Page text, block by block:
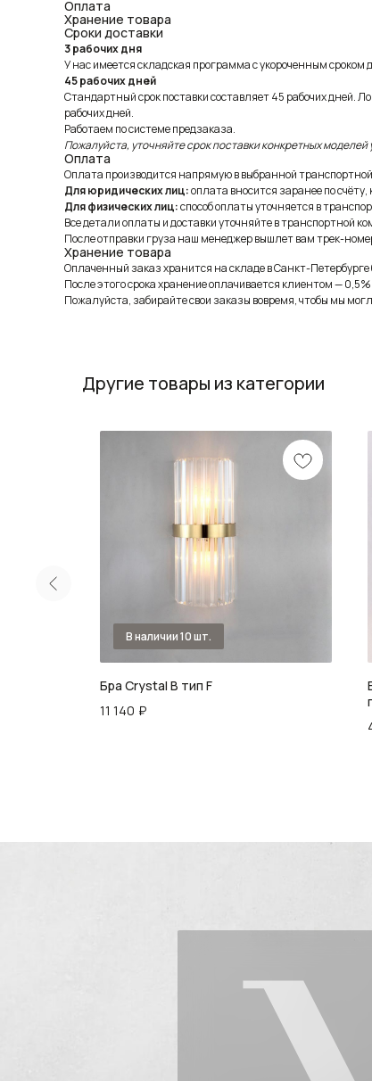
Оплата
Хранение товара
Сроки доставки
3 рабочих дня
У нас имеется складская программа с укороченным сроком
45 рабочих дней
Стандартный срок поставки составляет 45 рабочих дней.
рабочих дней.
Работаем по системе предзаказа.
Пожалуйста, уточняйте срок поставки конкретных
Оплата
Оплата производится напрямую в выбранной
Для юридических лиц:оплата вносится заранее по
Для физических лиц:способ оплаты уточняется в
Все детали оплаты и доставки уточняйте в транспортной
После отправки груза наш менеджер вышлет вам трек-
Хранение товара
Оплаченный заказ хранится на складе в Санкт-
После этого срока хранение оплачивается клиентом —
Пожалуйста, забирайте свои заказы вовремя, чтобы мы
Другие товары из категории
Бра Crystal B тип F
11 140 ₽